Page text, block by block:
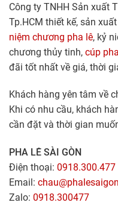
Công ty TNHH Sản xuất
Tp.HCM thiết kế, sản
niệm chương pha lê, kỷ
chương thủy tinh, cúp
đãi tốt nhất về giá, thời
Khách hàng yên tâm về
Khi có nhu cầu, khách
cần đặt và thời gian
PHA LÊ SÀI GÒN
Điện thoại: 0918.300.477
Email:
Zalo: 0918.300477